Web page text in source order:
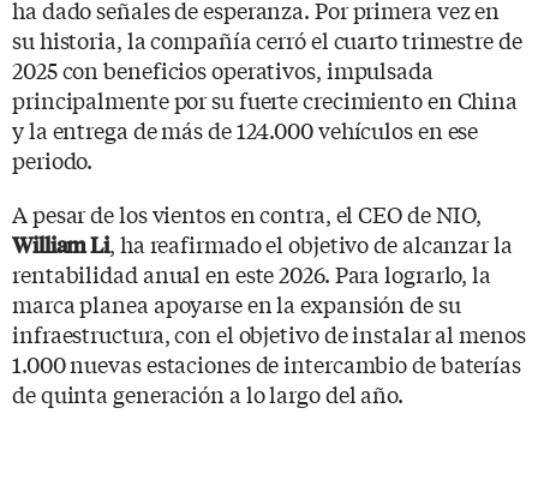
ha dado señales de esperanza. Por primera vez en
su historia, la compañía cerró el cuarto trimestre de
2025 con beneficios operativos, impulsada
principalmente por su fuerte crecimiento en China
y la entrega de más de 124.000 vehículos en ese
periodo.
A pesar de los vientos en contra, el CEO de NIO,
William Li, ha reafirmado el objetivo de alcanzar la
rentabilidad anual en este 2026. Para lograrlo, la
marca planea apoyarse en la expansión de su
infraestructura, con el objetivo de instalar al menos
1.000 nuevas estaciones de intercambio de baterías
de quinta generación a lo largo del año.